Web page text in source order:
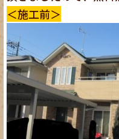
＜施工前＞